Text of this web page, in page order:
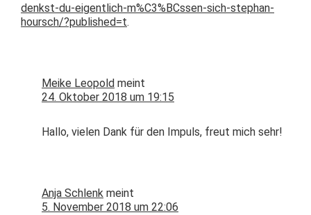
denkst-du-eigentlich‑m%C3%BCssen-sich-stephan-
hoursch/?published=t.
Meike Leopold meint
24. Oktober 2018 um 19:15
Hal­lo, vie­len Dank für den Impuls, freut mich sehr!
Anja Schlenk meint
5. November 2018 um 22:06